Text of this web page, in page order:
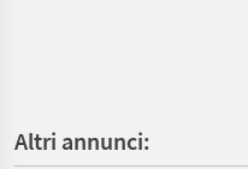
Altri annunci: